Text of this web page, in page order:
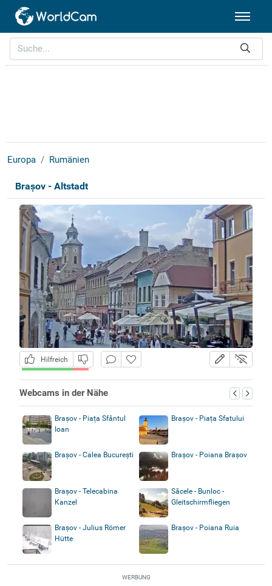
Europa Rumänien
Brașov - Altstadt
Hilfreich
Webcams in der Nähe
Brașov - Piața Sfântul
Ioan
Brașov - Piața Sfatului
Brașov - Calea București Brașov - Poiana Brașov
Brașov - Telecabina
Kanzel
Săcele - Bunloc -
Gleitschirmfliegen
Brașov - Julius Römer
Hütte
Brașov - Poiana Ruia
WERBUNG